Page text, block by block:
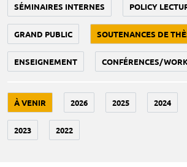
SÉMINAIRES INTERNES POLICY
GRAND PUBLIC SOUTENANCES DE
ENSEIGNEMENT CONFÉRENCES/
À VENIR 2026 2025 2024
2023 2022